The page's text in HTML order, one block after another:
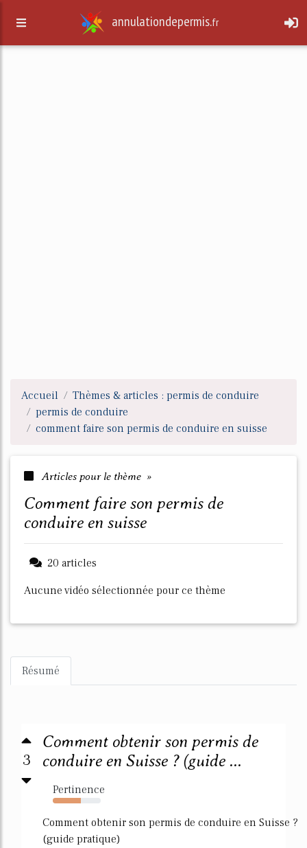
annulationdepermis.fr
Accueil
Thèmes & articles : permis de conduire
permis de conduire
comment faire son permis de conduire en suisse
Articles pour le thème »
comment faire son permis de
conduire en suisse
20 articles
Aucune vidéo sélectionnée pour ce thème
Résumé
3
Comment obtenir son permis de
conduire en Suisse ? (guide ...
Pertinence
58%
Comment obtenir son permis de conduire en Suisse ?
(guide pratique)